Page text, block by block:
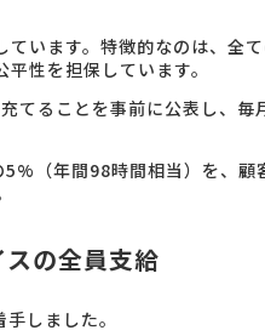
います。特徴的なのは、全
性を担保しています。
てることを事前に公表し、毎
（年間98時間相当）を、
の全員支給
しました。